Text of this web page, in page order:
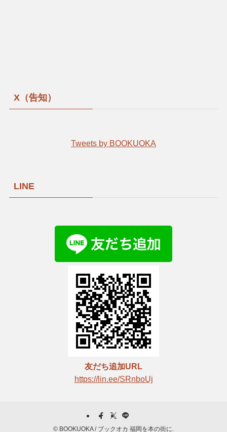
X（告知）
Tweets by BOOKUOKA
LINE
友だち追加URL
https://lin.ee/SRnboUj
© BOOKUOKA / ブックオカ 福岡を本の街に.